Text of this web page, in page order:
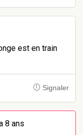
est en train
Signaler
a 8 ans